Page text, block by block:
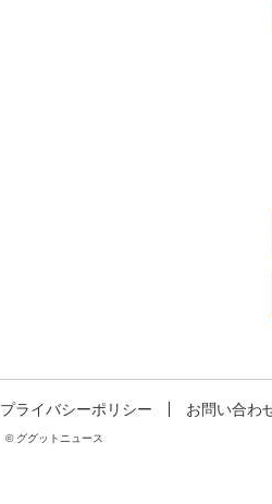
プライバシーポリシー お問い合わ
© ググットニュース